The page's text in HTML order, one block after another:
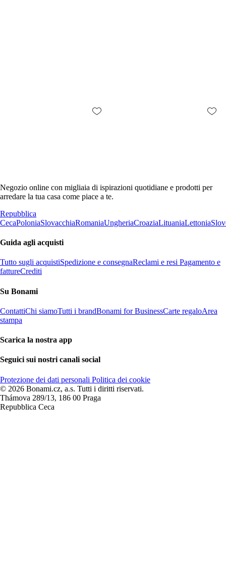
Negozio online con migliaia di ispirazioni quotidiane e prodotti per
arredare la tua casa come piace a te.
Repubblica
CecaPoloniaSlovacchiaRomaniaUngheriaCroaziaLituaniaLettonia
Guida agli acquisti
Tutto sugli acquistiSpedizione e consegnaReclami e resi Pagamento e
fattureCrediti
Su Bonami
ContattiChi siamoTutti i brandBonami for BusinessCarte regaloArea
stampa
Scarica la nostra app
Seguici sui nostri canali social
Protezione dei dati personali Politica dei cookie
© 2026 Bonami.cz, a.s. Tutti i diritti riservati.
Thámova 289/13, 186 00 Praga
Repubblica Ceca